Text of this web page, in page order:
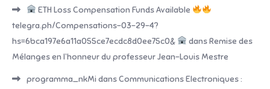
ETH Loss Compensation Funds Available
telegra.ph/Compensations-03-29-4?
hs=6bca197e6a11a055ce7ecdc8d0ee75c0&
dansRemise des
Mélanges en l’honneur du professeur Jean-Louis Mestre
programma_nkMi dansCommunications Electroniques :